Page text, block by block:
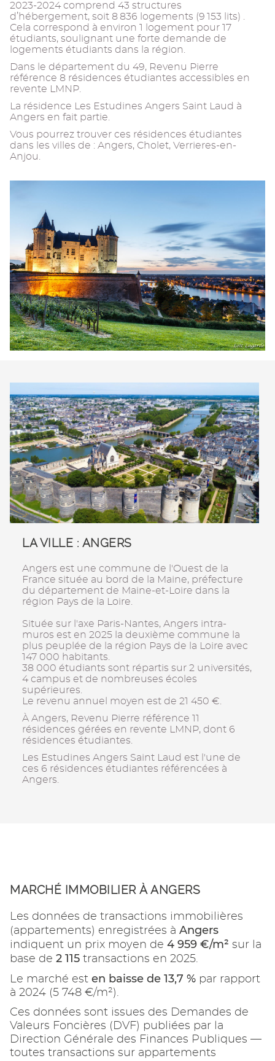
2023-2024 comprend 43 structures
d’hébergement, soit 8 836 logements (9 153 lits) .
Cela correspond à environ 1 logement pour 17
étudiants, soulignant une forte demande de
logements étudiants dans la région.
Dans le département du 49, Revenu Pierre
référence 8 résidences étudiantes accessibles en
revente LMNP.
La résidence Les Estudines Angers Saint Laud à
Angers en fait partie.
Vous pourrez trouver ces résidences étudiantes
dans les villes de : Angers, Cholet, Verrieres-en-
Anjou.
LA VILLE : ANGERS
Angers est une commune de l'Ouest de la
France située au bord de la Maine, préfecture
du département de Maine-et-Loire dans la
région Pays de la Loire.
Située sur l'axe Paris-Nantes, Angers intra-
muros est en 2025 la deuxième commune la
plus peuplée de la région Pays de la Loire avec
147 000 habitants.
38 000 étudiants sont répartis sur 2 universités,
4 campus et de nombreuses écoles
supérieures.
Le revenu annuel moyen est de 21 450 €.
À Angers, Revenu Pierre référence 11
résidences gérées en revente LMNP, dont 6
résidences étudiantes.
Les Estudines Angers Saint Laud est l'une de
ces 6 résidences étudiantes référencées à
Angers.
MARCHÉ IMMOBILIER À ANGERS
Les données de transactions immobilières
(appartements) enregistrées à Angers
indiquent un prix moyen de 4 959 €/m² sur la
base de 2 115 transactions en 2025.
Le marché est en baisse de 13,7 % par rapport
à 2024 (5 748 €/m²).
Ces données sont issues des Demandes de
Valeurs Foncières (DVF) publiées par la
Direction Générale des Finances Publiques —
toutes transactions sur appartements